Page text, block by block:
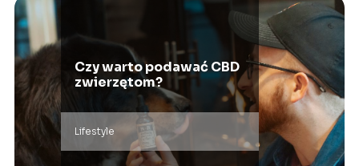
Czy warto podawać CBD
zwierzętom?
Lifestyle